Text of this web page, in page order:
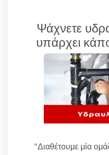
Ψάχνετε
υπάρχει
"Διαθέτουμε μία